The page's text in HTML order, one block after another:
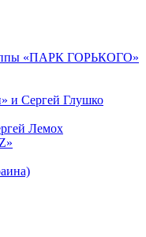
«ПАРК ГОРЬКОГО»
и Сергей Глушко
Лемох